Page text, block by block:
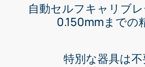
自動セルフキャリブ
0.150mmまでの
特別な器具は不